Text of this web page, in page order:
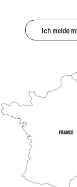
Ich melde